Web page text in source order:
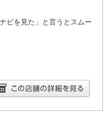
ビを見た」と言うとスムー